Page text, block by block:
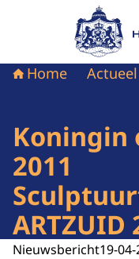
Naar de
Home Actueel
Koningin
2011
ARTZUID
Nieuwsbericht19-